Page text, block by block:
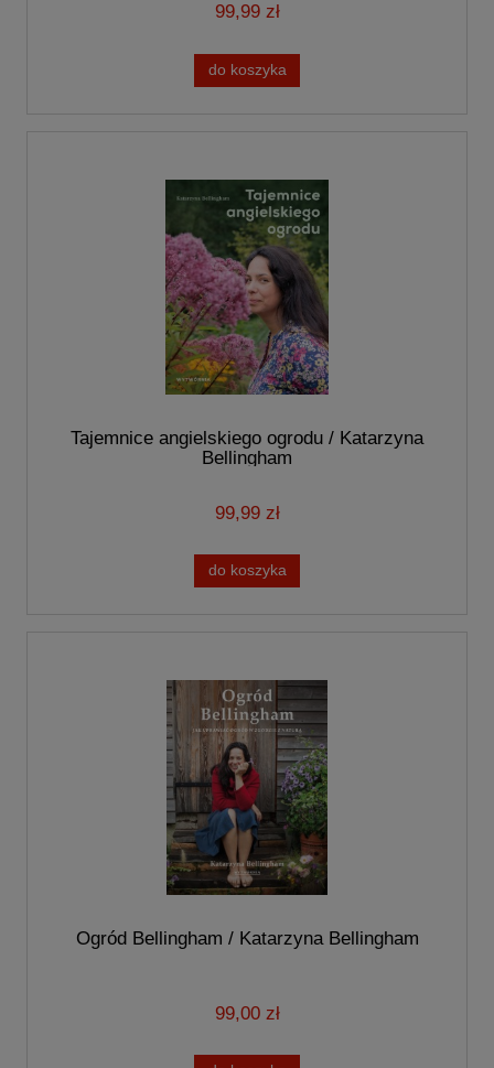
99,99 zł
do koszyka
Tajemnice angielskiego ogrodu / Katarzyna
Bellingham
99,99 zł
do koszyka
Ogród Bellingham / Katarzyna Bellingham
99,00 zł